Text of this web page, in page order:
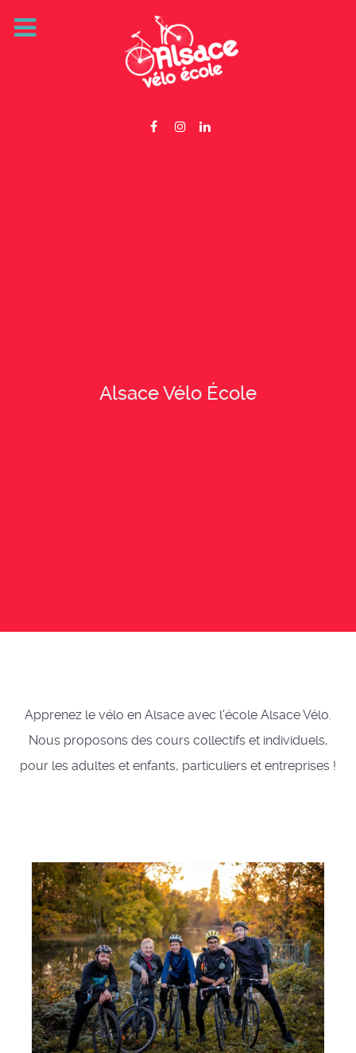
Alsace Vélo École
Apprenez le vélo en Alsace avec l'école Alsace Vélo.
Nous proposons des cours collectifs et individuels,
pour les adultes et enfants, particuliers et entreprises !